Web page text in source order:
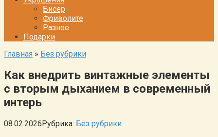
Бисер
Фриволите
Разное
Подарки
Главная » Без рубрики
Как внедрить винтажные элементы
с вторым дыханием в современный
интерь
08.02.2026Рубрика: Без рубрики